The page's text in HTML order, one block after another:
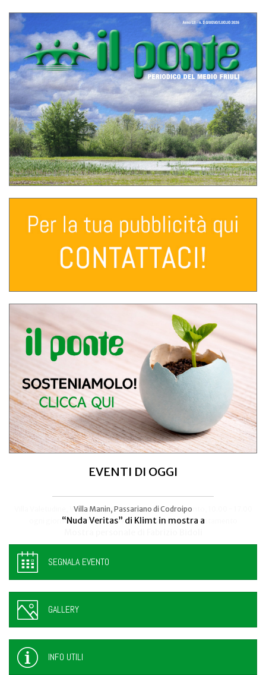
EVENTI DI OGGI
Villa Manin, Passariano di Codroipo
“Nuda Veritas” di Klimt in mostra a
Villa Valetudine, Via Codroipo 25, Camino al Tagliamento, 10.00 - 17.00
ogni giorno - anche sabato e domenica, previo appuntamento
SEGNALA EVENTO
GALLERY
INFO UTILI